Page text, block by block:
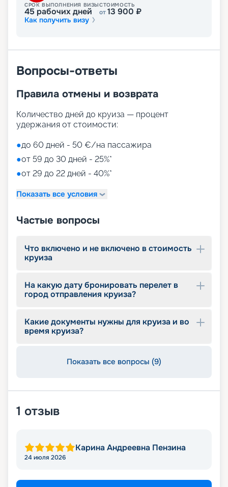
СРОК ВЫПОЛНЕНИЯ ВИЗЫ
45 рабочих дней
СТОИМОСТЬ
от13 900 ₽
Как получить визу
Вопросы-ответы
Правила отмены и возврата
Количество дней до круиза — процент
удержания от стоимости:
●до 60 дней - 50 €/на пассажира
●от 59 до 30 дней - 25%*
●от 29 до 22 дней - 40%*
Показать все условия
Частые вопросы
Что включено и не включено в стоимость
круиза
На какую дату бронировать перелет в
город отправления круиза?
Какие документы нужны для круиза и во
время круиза?
Показать все вопросы (9)
1 отзыв
Карина Андреевна Пензина
24 июля 2026